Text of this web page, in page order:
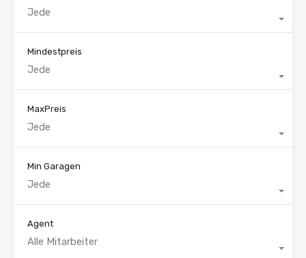
Jede
Mindestpreis
Jede
MaxPreis
Jede
Min Garagen
Jede
Agent
Alle Mitarbeiter